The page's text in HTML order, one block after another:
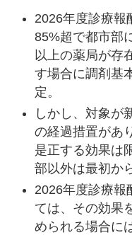
2026年度診療報
85%超で都市部
以上の薬局が存
す場合に調剤基
定。
しかし、対象が
の経過措置があ
是正する効果は
部以外は最初か
2026年度診療報
ては、その効果
められる場合に